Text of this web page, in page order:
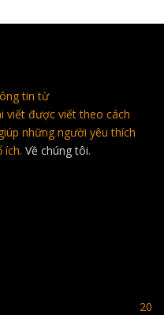
tin từ
viết được viết theo cách
những người yêu thích
ích. Về chúng tôi.
20